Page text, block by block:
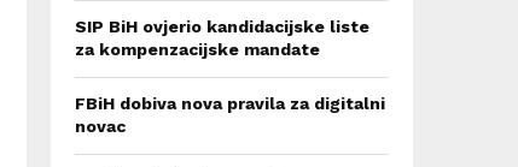
SIP BiH ovjerio kandidacijske liste
za kompenzacijske mandate
FBiH dobiva nova pravila za digitalni
novac